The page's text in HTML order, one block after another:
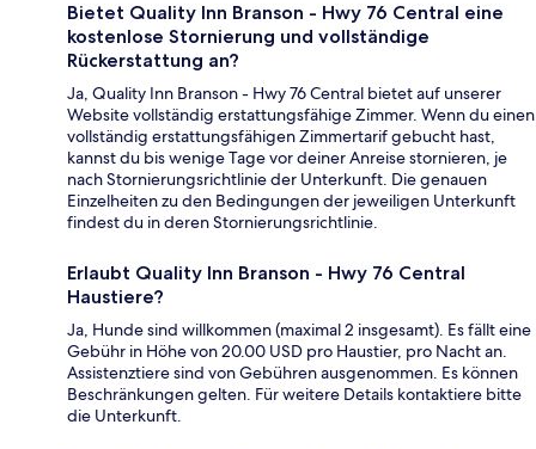
Bietet Quality Inn Branson - Hwy 76 Central eine
kostenlose Stornierung und vollständige
Rückerstattung an?
Ja, Quality Inn Branson - Hwy 76 Central bietet auf unserer
Website vollständig erstattungsfähige Zimmer. Wenn du einen
vollständig erstattungsfähigen Zimmertarif gebucht hast,
kannst du bis wenige Tage vor deiner Anreise stornieren, je
nach Stornierungsrichtlinie der Unterkunft. Die genauen
Einzelheiten zu den Bedingungen der jeweiligen Unterkunft
findest du in deren Stornierungsrichtlinie.
Erlaubt Quality Inn Branson - Hwy 76 Central
Haustiere?
Ja, Hunde sind willkommen (maximal 2 insgesamt). Es fällt eine
Gebühr in Höhe von 20.00 USD pro Haustier, pro Nacht an.
Assistenztiere sind von Gebühren ausgenommen. Es können
Beschränkungen gelten. Für weitere Details kontaktiere bitte
die Unterkunft.